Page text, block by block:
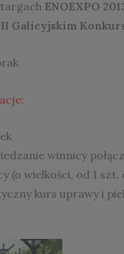
ENOEXPO
Galicyjskim
winnicy
(o wielkości, od 1
kurs uprawy i